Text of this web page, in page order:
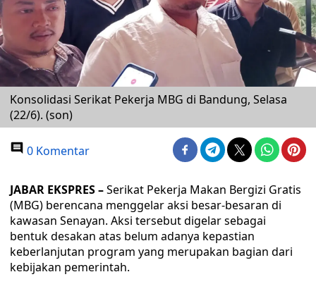
Konsolidasi Serikat Pekerja MBG di Bandung, Selasa
(22/6). (son)
0 Komentar
JABAR EKSPRES –Serikat Pekerja Makan Bergizi Gratis
(MBG) berencana menggelar aksi besar-besaran di
kawasan Senayan. Aksi tersebut digelar sebagai
bentuk desakan atas belum adanya kepastian
keberlanjutan program yang merupakan bagian dari
kebijakan pemerintah.